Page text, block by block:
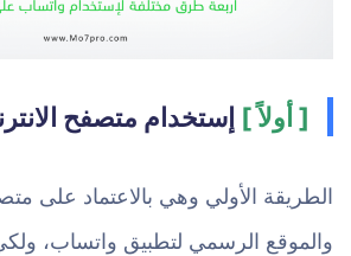
[ أولاً ] إستخدام متصفح
الطريقة الأولي وهي بالاعتماد على
والموقع الرسمي لتطبيق واتساب،